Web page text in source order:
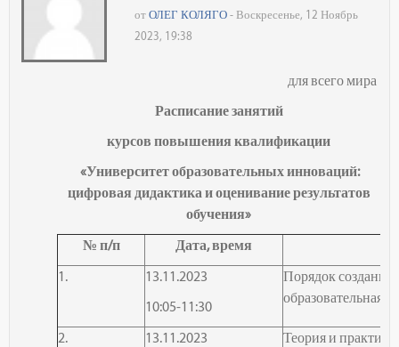
от ОЛЕГ КОЛЯГО - Воскресенье, 12 Ноябрь
2023, 19:38
для всего мира
Расписание занятий
курсов повышения квалификации
«Университет образовательных инноваций:
цифровая дидактика и оценивание результатов
обучения»
№ п/п
Дата, время
1.
13.11.2023
10:05-11:30
Порядок
образовательная
2.
13.11.2023
Теория и